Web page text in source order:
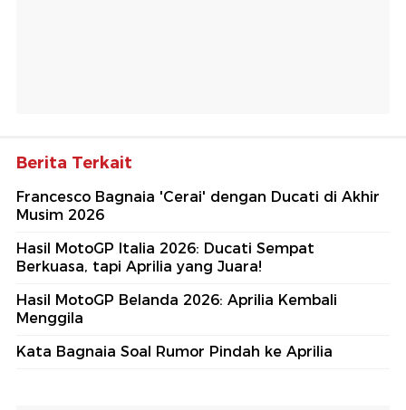
Berita Terkait
Francesco Bagnaia 'Cerai' dengan Ducati di Akhir
Musim 2026
Hasil MotoGP Italia 2026: Ducati Sempat
Berkuasa, tapi Aprilia yang Juara!
Hasil MotoGP Belanda 2026: Aprilia Kembali
Menggila
Kata Bagnaia Soal Rumor Pindah ke Aprilia